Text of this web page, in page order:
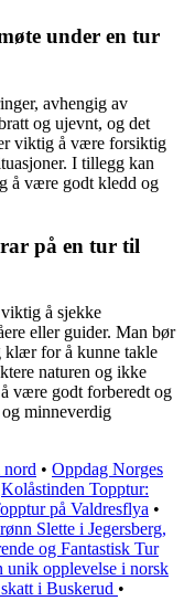
under en tur
avhengig av
og ujevnt, og det
viktig å være forsiktig
I tillegg kan
å være godt kledd og
på en tur til
å sjekke
eller guider. Man bør
klær for å kunne takle
naturen og ikke
være godt forberedt og
minneverdig
• Oppdag Norges
Kolåstinden Topptur:
på Valdresflya •
Slette i Jegersberg,
og Fantastisk Tur
unik opplevelse i norsk
i Buskerud •